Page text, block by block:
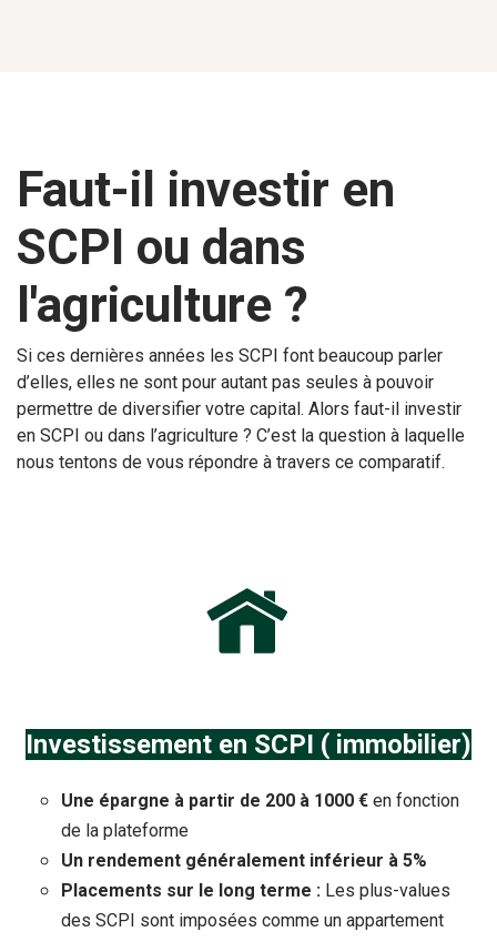
Faut-il investir en
SCPI ou dans
l'agriculture ?
Si ces dernières années les SCPI font beaucoup parler
d’elles, elles ne sont pour autant pas seules à pouvoir
permettre de diversifier votre capital. Alors faut-il investir
en SCPI ou dans l’agriculture ? C’est la question à laquelle
nous tentons de vous répondre à travers ce comparatif.
Investissement en SCPI ( immobilier)
Une épargne à partir de 200 à 1000 € en fonction
de la plateforme
Un rendement généralement inférieur à 5%
Placements sur le long terme : Les plus-values
des SCPI sont imposées comme un appartement